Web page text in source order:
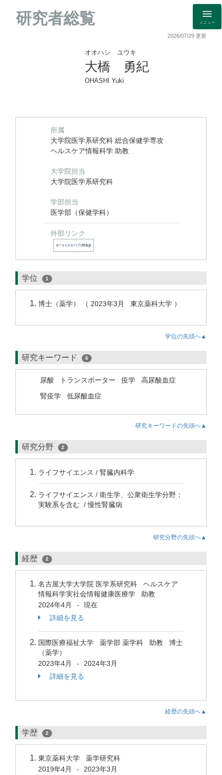
研究者総覧 メニュー
2026/07/29 更新
オオハシ ユウキ
大橋 勇紀
OHASHI Yuki
所属
大学院医学系研究科 総合保健学専攻
ヘルスケア情報科学 助教
大学院担当
大学院医学系研究科
学部担当
医学部（保健学科）
外部リンク
学位 1
博士（薬学） （ 2023年3月 東京薬科大学 ）
学位の先頭へ▲
研究キーワード 6
尿酸 トランスポーター 疫学
高尿酸血症
腎疫学
低尿酸血症
研究キーワードの先頭へ▲
研究分野 2
ライフサイエンス / 腎臓内科学
ライフサイエンス / 衛生学、公衆衛生学分野：
実験系を含む / 慢性腎臓病
研究分野の先頭へ▲
経歴 2
名古屋大学大学院 医学系研究科 ヘルスケア
情報科学実社会情報健康医療学 助教
2024年4月
-
現在
詳細を見る
国際医療福祉大学 薬学部 薬学科 助教 博士
（薬学）
2023年4月
-
2024年3月
詳細を見る
経歴の先頭へ▲
学歴 2
東京薬科大学 薬学研究科
2019年4月
- 2023年3月